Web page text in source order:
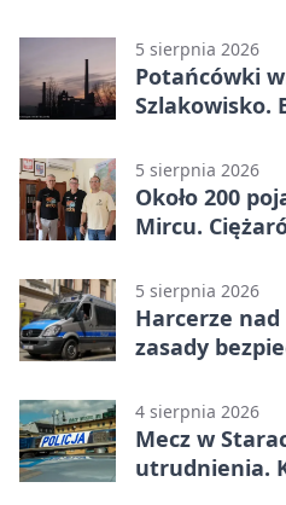
5 sierpnia 2026
Potańcówki
Szlakowisko.
5 sierpnia 2026
Około 200
Mircu.
5 sierpnia 2026
Harcerze
zasady
4 sierpnia 2026
Mecz w
utrudnienia.